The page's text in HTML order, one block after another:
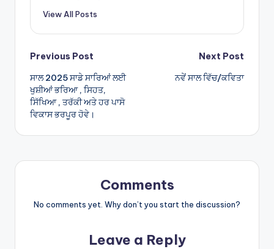
p
View All Posts
Post
navigation
Previous Post
ਸਾਲ 2025 ਸਾਡੇ ਸਾਰਿਆਂ ਲਈ
ਖੁਸ਼ੀਆਂ ਭਰਿਆ , ਸਿਹਤ,
ਸਿੱਖਿਆ , ਤਰੱਕੀ ਅਤੇ ਹਰ ਪਾਸੋ
ਵਿਕਾਸ ਭਰਪੂਰ ਹੋਵੇ।
Next Post
ਨਵੇਂ ਸਾਲ ਵਿੱਚ/ਕਵਿਤਾ
Comments
No comments yet. Why don’t you start the discussion?
Leave a Reply